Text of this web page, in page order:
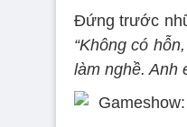
Đứng trước
“Không có
làm nghề. Anh